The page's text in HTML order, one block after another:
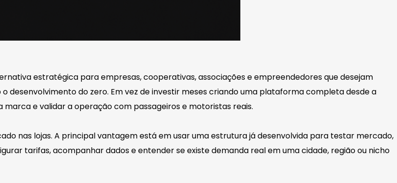
estratégica para empresas, cooperativas, associações e empreendedores que desejam
do zero. Em vez de investir meses criando uma plataforma completa desde a
e validar a operação com passageiros e motoristas reais.
nas lojas. A principal vantagem está em usar uma estrutura já desenvolvida para testar mercado,
tarifas, acompanhar dados e entender se existe demanda real em uma cidade, região ou nicho